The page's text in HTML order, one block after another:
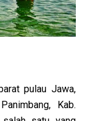
pulau Jawa,
Kab.